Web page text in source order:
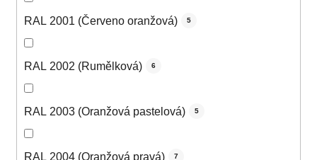
RAL 2001 (Červeno oranžová) 5
RAL 2002 (Rumělková) 6
RAL 2003 (Oranžová pastelová) 5
RAL 2004 (Oranžová pravá) 7